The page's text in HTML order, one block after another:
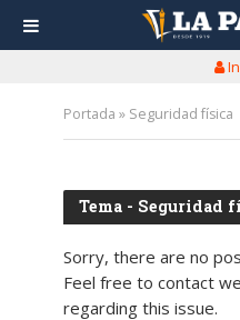
Portada » Seguridad física
Tema - Seguridad
Sorry, there are no
Feel free to contact
regarding this issue.